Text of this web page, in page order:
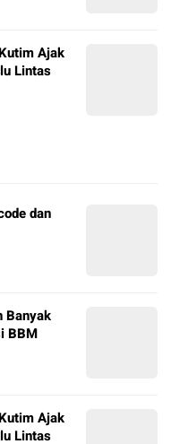
Ajak
Lintas
dan
Banyak
BBM
Ajak
Lintas